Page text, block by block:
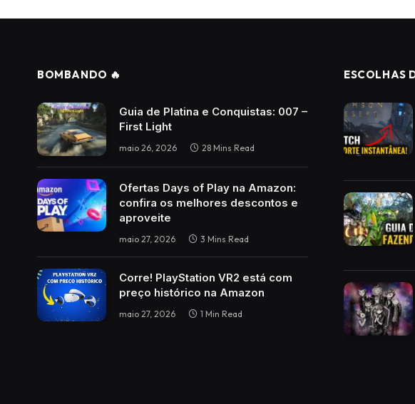
BOMBANDO 🔥
Guia de Platina e Conquistas: 007 –
First Light
maio 26, 2026 28 Mins Read
Ofertas Days of Play na Amazon:
confira os melhores descontos e
aproveite
maio 27, 2026 3 Mins Read
Corre! PlayStation VR2 está com
preço histórico na Amazon
maio 27, 2026 1 Min Read
ESCOLHAS